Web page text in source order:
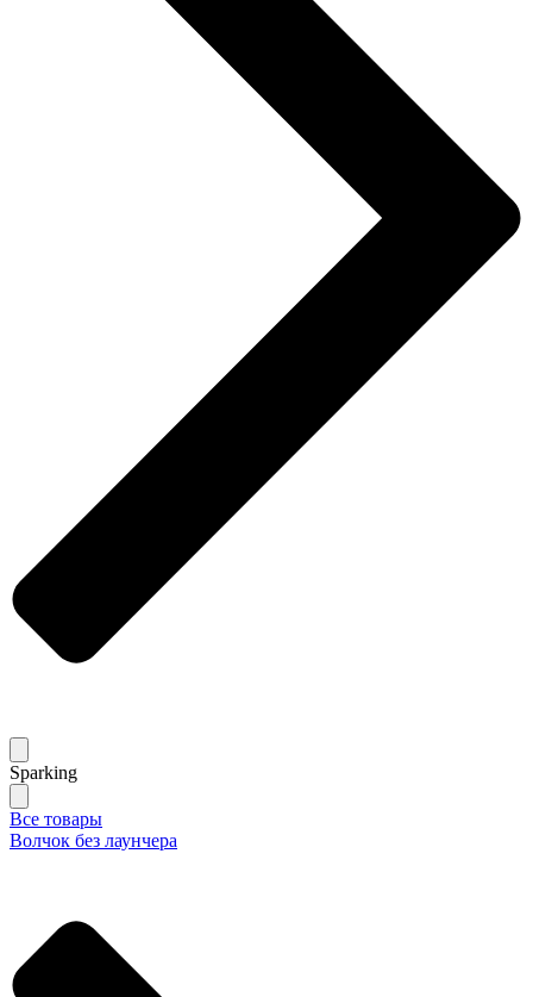
Sparking
Все товары
Волчок без лаунчера